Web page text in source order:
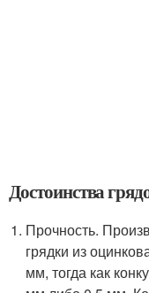
Достоинства
Прочность.
грядки из
мм, тогда как